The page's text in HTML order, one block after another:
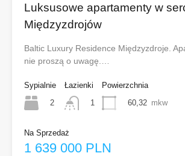
Luksusowe apartamenty w
Międzyzdrojów
Baltic Luxury Residence Międzyzdroje.
nie proszą o uwagę.…
Sypialnie
2
Łazienki
1
Powierzchnia
60,32 mkw
Na Sprzedaż
1 639 000 PLN